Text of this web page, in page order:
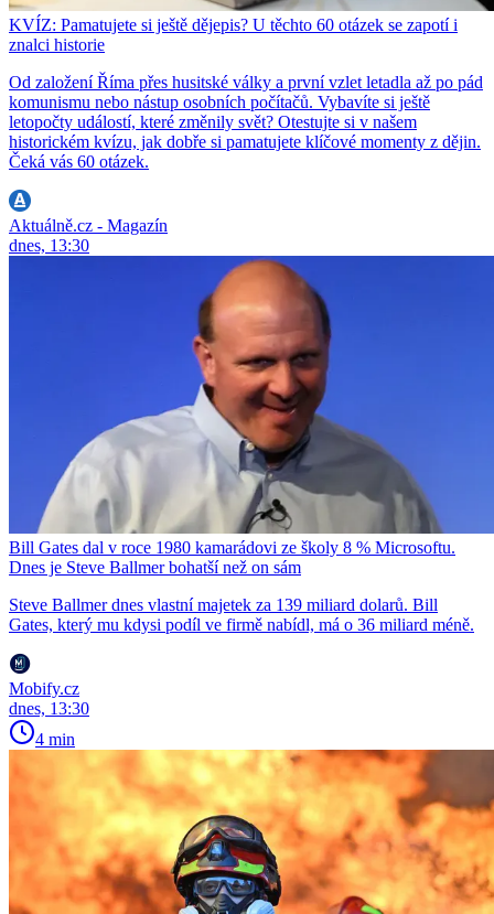
KVÍZ: Pamatujete si ještě dějepis? U těchto 60 otázek se zapotí i
znalci historie
Od založení Říma přes husitské války a první vzlet letadla až po pád
komunismu nebo nástup osobních počítačů. Vybavíte si ještě
letopočty událostí, které změnily svět? Otestujte si v našem
historickém kvízu, jak dobře si pamatujete klíčové momenty z dějin.
Čeká vás 60 otázek.
Aktuálně.cz - Magazín
dnes, 13:30
Bill Gates dal v roce 1980 kamarádovi ze školy 8 % Microsoftu.
Dnes je Steve Ballmer bohatší než on sám
Steve Ballmer dnes vlastní majetek za 139 miliard dolarů. Bill
Gates, který mu kdysi podíl ve firmě nabídl, má o 36 miliard méně.
Mobify.cz
dnes, 13:30
4 min